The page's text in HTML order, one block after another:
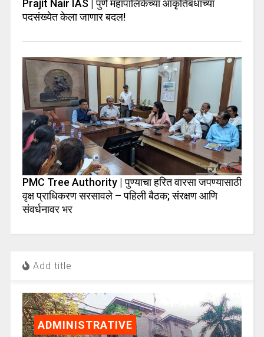
Prajit Nair IAS | पुणे महापालिकेच्या आकृतिबंधाच्या
पदसंख्येत केला जाणार बदल!
PMC Tree Authority | पुण्याचा हरित वारसा जपण्यासाठी
वृक्ष प्राधिकरण सरसावले – पहिली बैठक; संरक्षण आणि
संवर्धनावर भर
Add title
ADMINISTRATIVE